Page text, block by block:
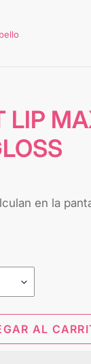
LIP
en la
AL